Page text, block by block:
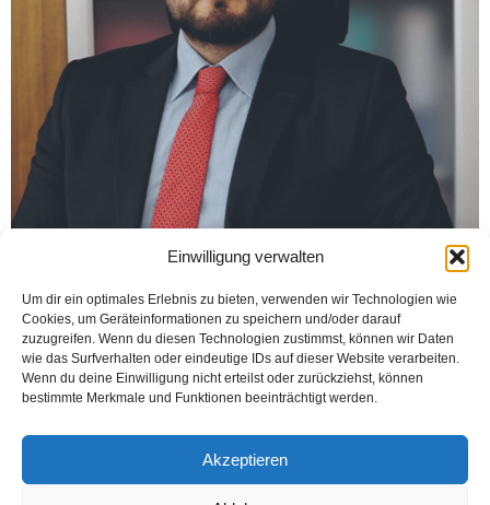
Einwilligung verwalten
Um dir ein optimales Erlebnis zu bieten, verwenden wir Technologien wie
Cookies, um Geräteinformationen zu speichern und/oder darauf
zuzugreifen. Wenn du diesen Technologien zustimmst, können wir Daten
wie das Surfverhalten oder eindeutige IDs auf dieser Website verarbeiten.
Wenn du deine Einwilligung nicht erteilst oder zurückziehst, können
bestimmte Merkmale und Funktionen beeinträchtigt werden.
Akzeptieren
FRANKFURT (Öztürk) SunExpress Almanya’nın yeni Genel Müdür Yardımcısı
Rafet Alper Özen oldu Türk Hava Yolları ve Lufthansa’nın ortak kuruluşu
SunExpress’in üst yönetim kadrosunda yeni...
Weiterlesen
1